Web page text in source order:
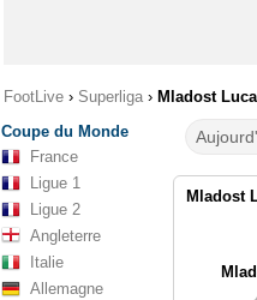
FootLive › Superliga › Mladost
Coupe du Monde
France
Ligue 1
Ligue 2
Angleterre
Italie
Allemagne
Mladost